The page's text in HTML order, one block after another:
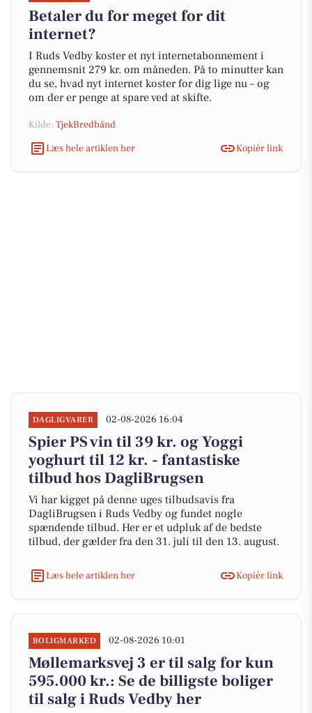
Betaler du for meget for dit
internet?
I Ruds Vedby koster et nyt internetabonnement i
gennemsnit 279 kr. om måneden. På to minutter kan
du se, hvad nyt internet koster for dig lige nu – og
om der er penge at spare ved at skifte.
Kilde: TjekBredbånd
Læs hele artiklen her
Kopiér link
DAGLIGVARER 02-08-2026 16:04
Spier PS vin til 39 kr. og Yoggi
yoghurt til 12 kr. - fantastiske
tilbud hos DagliBrugsen
Vi har kigget på denne uges tilbudsavis fra
DagliBrugsen i Ruds Vedby og fundet nogle
spændende tilbud. Her er et udpluk af de bedste
tilbud, der gælder fra den 31. juli til den 13. august.
Læs hele artiklen her Kopiér link
BOLIGMARKED 02-08-2026 10:01
Møllemarksvej 3 er til salg for kun
595.000 kr.: Se de billigste boliger
til salg i Ruds Vedby her